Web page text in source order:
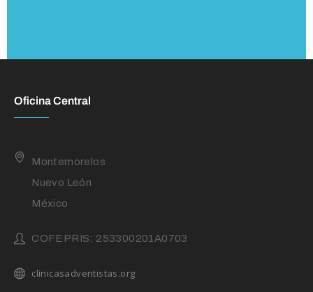
Oficina Central
Montemorelos
Nuevo León
México
COFEPRIS: 253300201A0703
clinicasadventistas.org